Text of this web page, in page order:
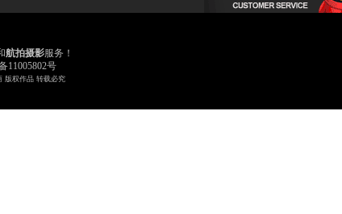
航拍摄影服务！
11005802号
版权作品 转载必究